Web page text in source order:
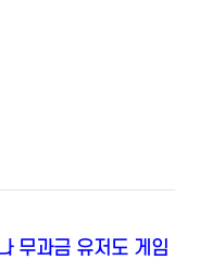
무과금 유저도 게임